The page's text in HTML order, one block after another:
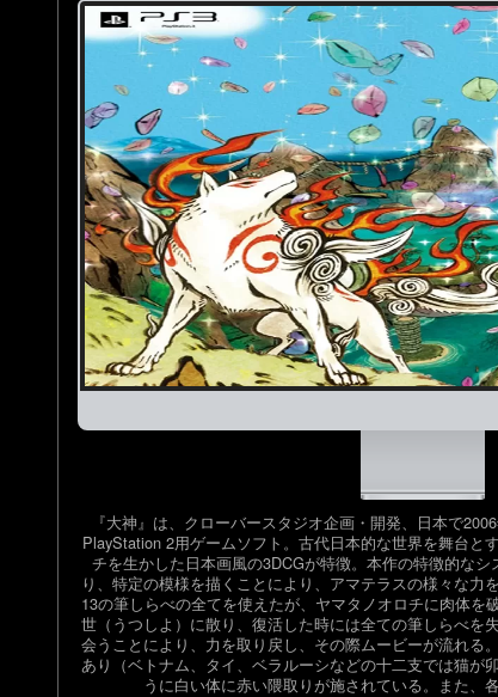
『大神』は、クローバースタジオ企画・開発、日本で
PlayStation 2用ゲームソフト。古代日本的な世界を舞台と
チを生かした日本画風の3DCGが特徴。本作の特徴的な
り、特定の模様を描くことにより、アマテラスの様々な力
13の筆しらべの全てを使えたが、ヤマタノオロチに肉体を
世（うつしよ）に散り、復活した時には全ての筆しらべを
会うことにより、力を取り戻し、その際ムービーが流れる
あり（ベトナム、タイ、ベラルーシなどの十二支では猫が
うに白い体に赤い隈取りが施されている。また、